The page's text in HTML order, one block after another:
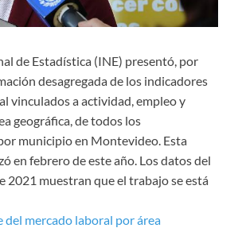
de Estadística (INE) presentó, por
desagregada de los indicadores
vinculados a actividad, empleo y
geográfica, de todos los
municipio en Montevideo. Esta
en febrero de este año. Los datos del
2021 muestran que el trabajo se está
del mercado laboral por área